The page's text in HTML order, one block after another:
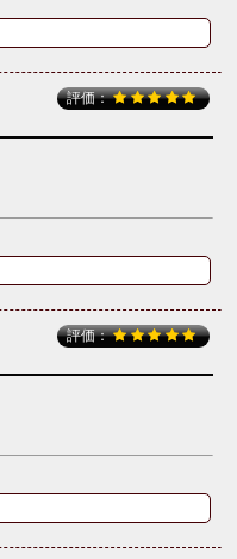
評価：
評価：